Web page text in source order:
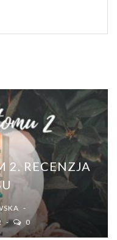
2. RECENZJA
0